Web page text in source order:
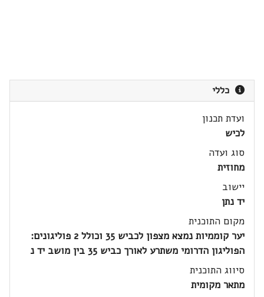
כללי
ועדת תכנון
לכיש
סוג ועדה
מחוזית
יישוב
יד נתן
מקום התוכנית
יער קוממיות נמצא מצפון לכביש 35 וכולל 2 פוליגונים:
הפוליגון הדרומי משתרע לאורך כביש 35 בין מושב יד נ
סיווג התוכנית
מתאר מקומית